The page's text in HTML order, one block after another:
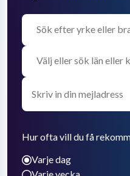
Hur ofta vill du få
Varje dag